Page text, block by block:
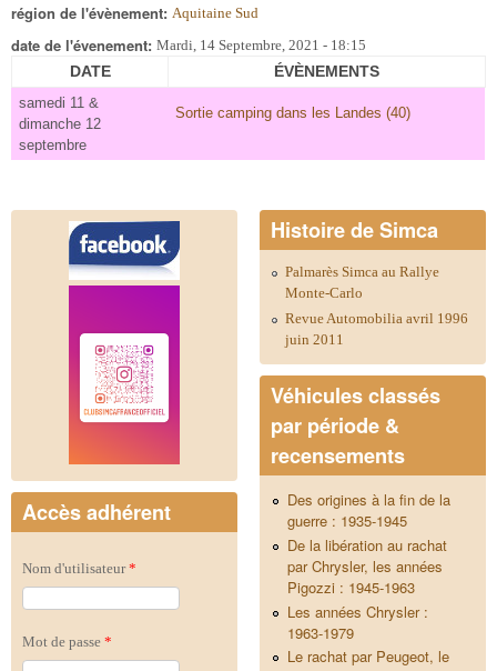
région de l'évènement: Aquitaine Sud
date de l'évenement: Mardi, 14 Septembre, 2021 - 18:15
DATE ÉVÈNEMENTS
samedi 11 &
dimanche 12
septembre
Sortie camping dans les Landes (40)
Accès adhérent
Nom d'utilisateur*
Mot de passe *
Histoire de Simca
Palmarès Simca au Rallye
Monte-Carlo
Revue Automobilia avril 1996
juin 2011
Véhicules classés
par période &
recensements
Des origines à la fin de la
guerre : 1935-1945
De la libération au rachat
par Chrysler, les années
Pigozzi : 1945-1963
Les années Chrysler :
1963-1979
Le rachat par Peugeot, le